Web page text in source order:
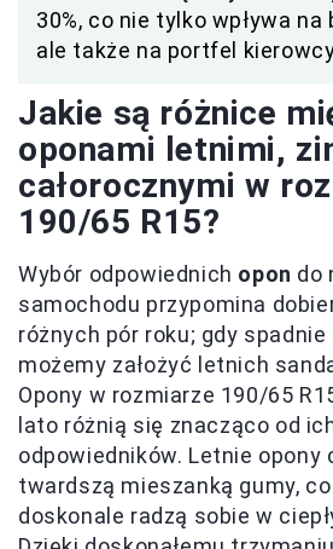
30%, co nie tylko wpływa
ale także na portfel
Jakie są różnice
oponami letnimi,
całorocznymi w
190/65 R15?
Wybór odpowiednich opon do
samochodu przypomina
różnych pór roku; gdy spadnie
możemy założyć letnich
Opony w rozmiarze 190/65
lato różnią się znacząco od
odpowiedników. Letnie opony
twardszą mieszanką gumy,
doskonale radzą sobie w